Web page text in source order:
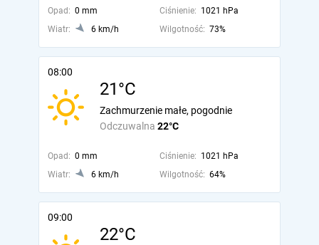
Opad: 0 mm Ciśnienie: 1021 hPa
Wiatr:
6 km/h Wilgotność: 73%
08:00
21°C
Odczuwalna 22°C
Zachmurzenie małe, pogodnie
Opad: 0 mm Ciśnienie: 1021 hPa
Wiatr:
6 km/h Wilgotność: 64%
09:00
22°C